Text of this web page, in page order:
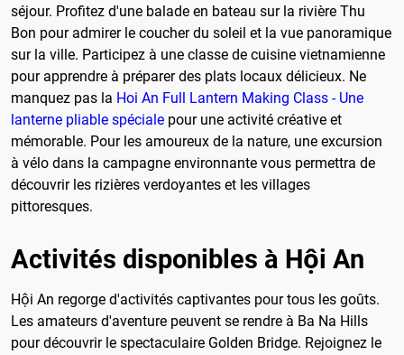
séjour. Profitez d'une balade en bateau sur la rivière Thu
Bon pour admirer le coucher du soleil et la vue panoramique
sur la ville. Participez à une classe de cuisine vietnamienne
pour apprendre à préparer des plats locaux délicieux. Ne
manquez pas la Hoi An Full Lantern Making Class - Une
lanterne pliable spéciale pour une activité créative et
mémorable. Pour les amoureux de la nature, une excursion
à vélo dans la campagne environnante vous permettra de
découvrir les rizières verdoyantes et les villages
pittoresques.
Activités disponibles à Hội An
Hội An regorge d'activités captivantes pour tous les goûts.
Les amateurs d'aventure peuvent se rendre à Ba Na Hills
pour découvrir le spectaculaire Golden Bridge. Rejoignez le